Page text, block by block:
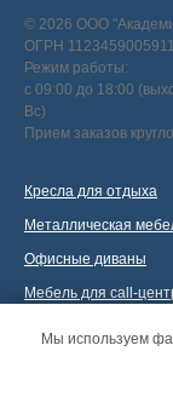
Мы используем
© 2026 ООО
ОГРН 1123459005911
Режим работы:
с 09:00 до 18:00
Вс)
Прием заказов
Кресла для отдыха
Металлическая
Офисные диваны
Мебель для call-